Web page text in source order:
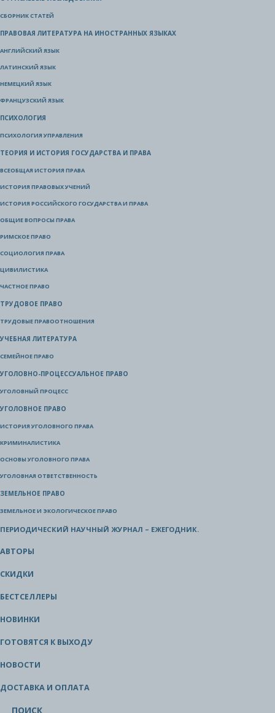
СБОРНИК СТАТЕЙ
ПРАВОВАЯ ЛИТЕРАТУРА НА ИНОСТРАННЫХ ЯЗЫКАХ
АНГЛИЙСКИЙ ЯЗЫК
ЛАТИНСКИЙ ЯЗЫК
НЕМЕЦКИЙ ЯЗЫК
ФРАНЦУЗСКИЙ ЯЗЫК
ПСИХОЛОГИЯ
ПСИХОЛОГИЯ УПРАВЛЕНИЯ
ТЕОРИЯ И ИСТОРИЯ ГОСУДАРСТВА И ПРАВА
ВСЕОБЩАЯ ИСТОРИЯ ПРАВА
ИСТОРИЯ ПРАВОВЫХ УЧЕНИЙ
ИСТОРИЯ РОССИЙСКОГО ГОСУДАРСТВА И ПРАВА
ОБЩИЕ ВОПРОСЫ ПРАВА
РИМСКОЕ ПРАВО
СОЦИОЛОГИЯ ПРАВА
ЦИВИЛИСТИКА
ЧАСТНОЕ ПРАВО
ТРУДОВОЕ ПРАВО
ТРУДОВЫЕ ПРАВООТНОШЕНИЯ
УЧЕБНАЯ ЛИТЕРАТУРА
СЕМЕЙНОЕ ПРАВО
УГОЛОВНО-ПРОЦЕССУАЛЬНОЕ ПРАВО
УГОЛОВНЫЙ ПРОЦЕСС
УГОЛОВНОЕ ПРАВО
ИСТОРИЯ УГОЛОВНОГО ПРАВА
КРИМИНАЛИСТИКА
ОСНОВЫ УГОЛОВНОГО ПРАВА
УГОЛОВНАЯ ОТВЕТСТВЕННОСТЬ
ЗЕМЕЛЬНОЕ ПРАВО
ЗЕМЕЛЬНОЕ И ЭКОЛОГИЧЕСКОЕ ПРАВО
ПЕРИОДИЧЕСКИЙ НАУЧНЫЙ ЖУРНАЛ – ЕЖЕГОДНИК.
АВТОРЫ
СКИДКИ
БЕСТСЕЛЛЕРЫ
НОВИНКИ
ГОТОВЯТСЯ К ВЫХОДУ
НОВОСТИ
ДОСТАВКА И ОПЛАТА
ПОИСК